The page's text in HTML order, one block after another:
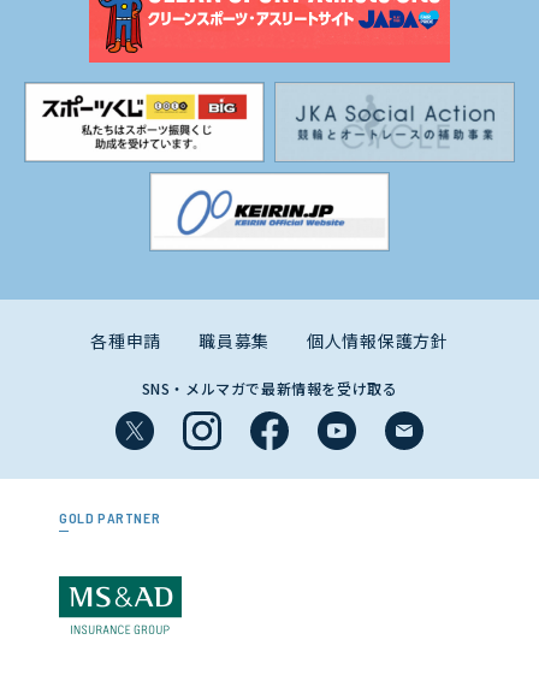
各種申請 職員募集 個人情報保護方針
SNS・メルマガで最新情報を受け取る
GOLD PARTNER